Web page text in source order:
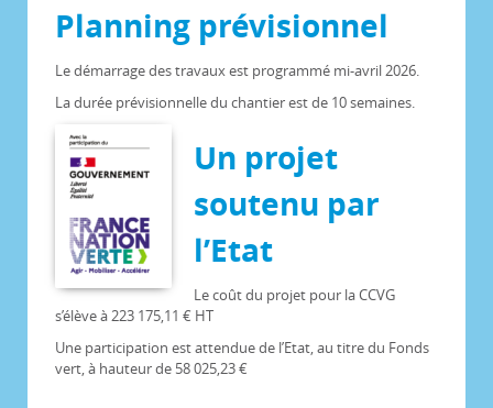
Planning prévisionnel
Le démarrage des travaux est programmé mi-avril 2026.
La durée prévisionnelle du chantier est de 10 semaines.
Un projet
soutenu par
l’Etat
Le coût du projet pour la CCVG
s’élève à 223 175,11 € HT
Une participation est attendue de l’Etat, au titre du Fonds
vert, à hauteur de 58 025,23 €